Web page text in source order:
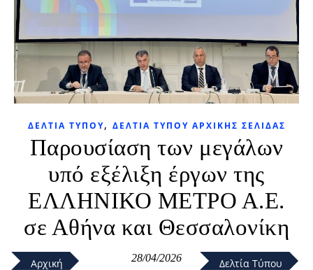
Αρχική
Δελτία Τύπου
ΔΕΛΤΊΑ ΤΎΠΟΥ, ΔΕΛΤΊΑ ΤΎΠΟΥ ΑΡΧΙΚΉΣ ΣΕΛΊΔΑΣ
Παρουσίαση των μεγάλων
υπό εξέλιξη έργων της
ΕΛΛΗΝΙΚΟ ΜΕΤΡΟ Α.Ε.
σε Αθήνα και Θεσσαλονίκη
28/04/2026